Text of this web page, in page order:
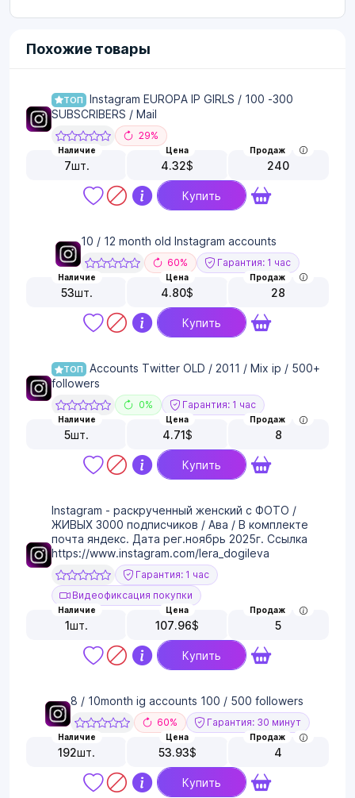
Похожие товары
ТОП
Instagram EUROPA IP GIRLS / 100 -300
SUBSCRIBERS / Mail
29%
Наличие
7шт.
Цена
4.32$
Продаж
240
Купить
10 / 12 month old Instagram accounts
60% Гарантия: 1 час
Наличие
53шт.
Цена
4.80$
Продаж
28
Купить
ТОП
Accounts Twitter OLD / 2011 / Mix ip / 500+
followers
0% Гарантия: 1 час
Наличие
5шт.
Цена
4.71$
Продаж
8
Купить
Instagram - раскрученный женский с ФОТО /
ЖИВЫХ 3000 подписчиков / Ава / В комплекте
почта яндекс. Дата рег.ноябрь 2025г. Ссылка
https://www.instagram.com/lera_dogileva
Гарантия: 1 час
Видеофиксация покупки
Наличие
1шт.
Цена
107.96$
Продаж
5
Купить
8 / 10month ig accounts 100 / 500 followers
60% Гарантия: 30 минут
Наличие
192шт.
Цена
53.93$
Продаж
4
Купить